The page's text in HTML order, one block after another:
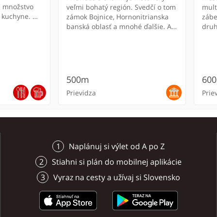
množstvo
veľmi bohatý región. Svedčí o tom
zámok Bojnice, Hornonitrianska
banská oblasť a mnohé ďalšie. Ak
500m
Prievidza
Zoologická záhrada
Bojnice
Art
Reštaurácia MERIDIANA
BOJNICE
v
Hotel Squash ***
*
nájdete
Termálne kúpalisko Čajka
Bojnice
Art
Banícke a mineralogické
múzeum
Naplánuj si výlet od A po Z
Stiahni si plán do mobilnej aplikácie
Vyraz na cesty a užívaj si Slovensko